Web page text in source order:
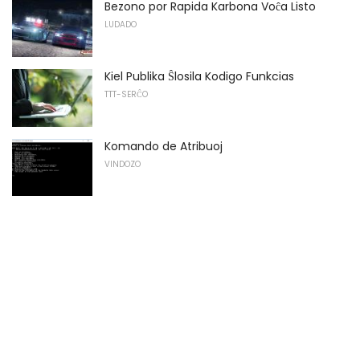
Bezono por Rapida Karbona Voĉa Listo
LUDADO
Kiel Publika Ŝlosila Kodigo Funkcias
TTT-SERĈO
Komando de Atribuoj
VINDOZO